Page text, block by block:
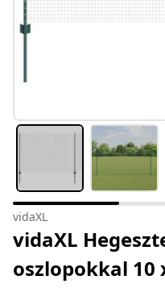
vidaXL
vidaXL
oszlopokkal 10